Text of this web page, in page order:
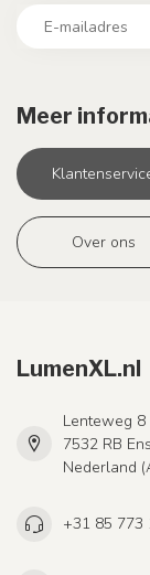
Meer
Over ons
LumenXL.nl
Lenteweg 8
7532 RB
Nederland
+31 85 773